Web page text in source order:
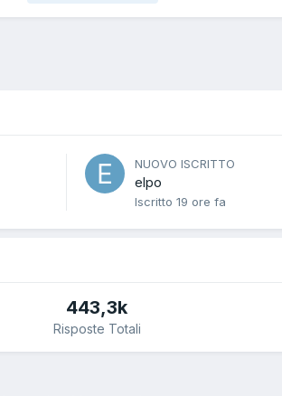
NUOVO ISCRITTO
elpo
Iscritto 19 ore fa
443,3k
Risposte Totali